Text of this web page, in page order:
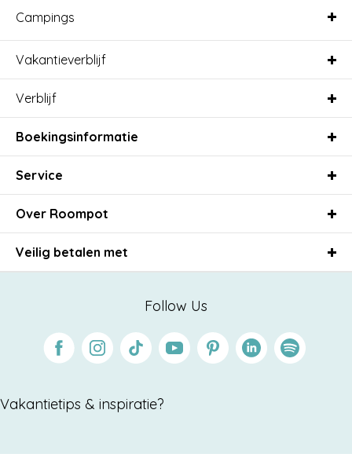
Campings
Vakantieverblijf
Verblijf
Follow Us
FacebookInstagram
Tiktok YoutubePinterestLinkedinSpotify
Vakantietips & inspiratie?
Boekingsinformatie
Service
Over Roompot
Veilig betalen met